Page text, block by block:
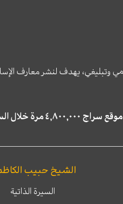
وتبليغي، يهدف لنشر معارف
كما ظهر في نتائج البحث في محركات البحث٢٢,٢٩٠,٠٠٠ مرّة.
الشيخ حبيب
السيرة الذاتية